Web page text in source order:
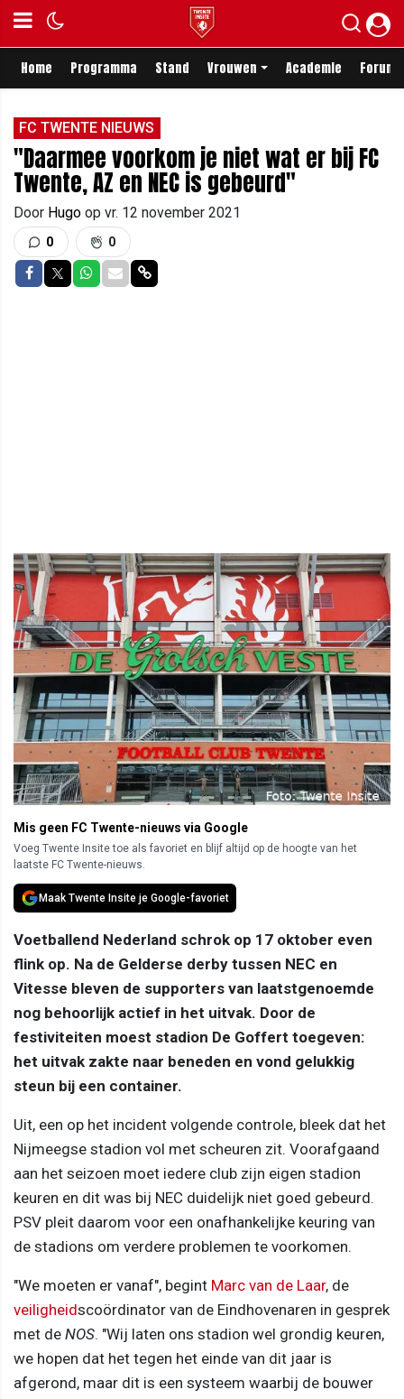
Home Programma Stand Vrouwen Academie Forum
FC TWENTE NIEUWS
"Daarmee voorkom je niet wat er bij FC
Twente, AZ en NEC is gebeurd"
Door Hugo op vr. 12 november 2021
0 0
Delen op Facebook
Delen op Twitter
Delen op Whatsapp
Delen via Mail
Delen via link
Mis geen FC Twente-nieuws via Google
Voeg Twente Insite toe als favoriet en blijf altijd op de hoogte van het
laatste FC Twente-nieuws.
Maak Twente Insite je Google-favoriet
Voetballend Nederland schrok op 17 oktober even
flink op. Na de Gelderse derby tussen NEC en
Vitesse bleven de supporters van laatstgenoemde
nog behoorlijk actief in het uitvak. Door de
festiviteiten moest stadion De Goffert toegeven:
het uitvak zakte naar beneden en vond gelukkig
steun bij een container.
Uit, een op het incident volgende controle, bleek dat het
Nijmeegse stadion vol met scheuren zit. Voorafgaand
aan het seizoen moet iedere club zijn eigen stadion
keuren en dit was bij NEC duidelijk niet goed gebeurd.
PSV pleit daarom voor een onafhankelijke keuring van
de stadions om verdere problemen te voorkomen.
"We moeten er vanaf", begint Marc van de Laar, de
veiligheidscoördinator van de Eindhovenaren in gesprek
met de NOS. "Wij laten ons stadion wel grondig keuren,
we hopen dat het tegen het einde van dit jaar is
afgerond, maar dit is een systeem waarbij de bouwer